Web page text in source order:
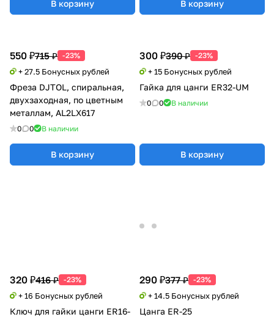
В корзину
550 ₽715 ₽ -23%
+ 27.5 Бонусных рублей
Фреза DJTOL, спиральная,
двухзаходная, по цветным
металлам, AL2LX617
0 0 В наличии
В корзину
300 ₽390 ₽ -23%
+ 15 Бонусных рублей
Гайка для цанги ER32-UM
0 0 В наличии
В корзину
320 ₽416 ₽ -23%
+ 16 Бонусных рублей
Ключ для гайки цанги ER16-
290 ₽377 ₽ -23%
+ 14.5 Бонусных рублей
Цанга ER-25
В корзину